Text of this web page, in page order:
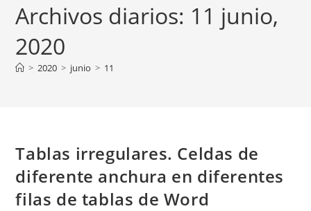
Archivos diarios: 11 junio,
2020
> 2020 > junio > 11
Tablas irregulares. Celdas de
diferente anchura en diferentes
filas de tablas de Word